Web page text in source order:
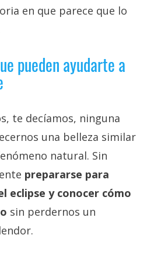
en que parece que lo
pueden ayudarte a
te decíamos, ninguna
una belleza similar
natural. Sin
prepararse para
eclipse y conocer cómo
sin perdernos un